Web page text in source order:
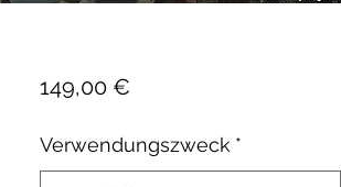
149,00 €Preis
Verwendungszweck *